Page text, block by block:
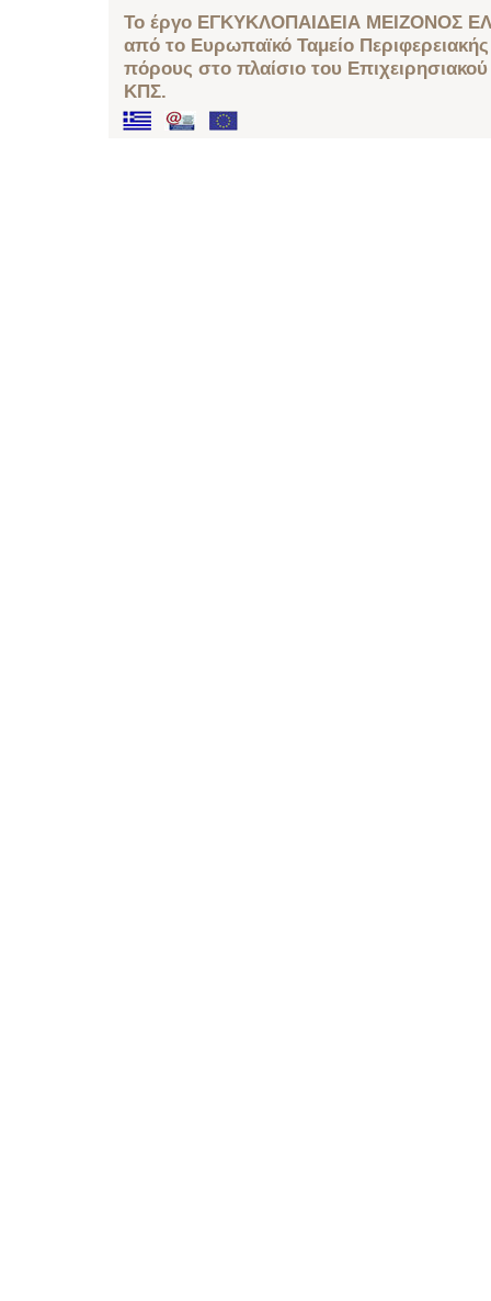
Το έργο ΕΓΚΥΚΛΟΠΑΙΔΕΙΑ ΜΕΙΖΟΝΟΣ
από το Ευρωπαϊκό Ταμείο
πόρους στο πλαίσιο του
ΚΠΣ.